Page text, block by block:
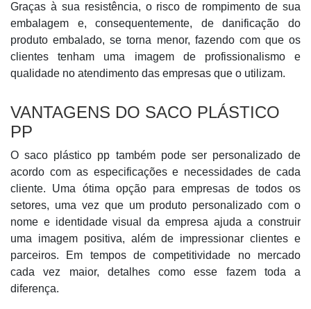
Graças à sua resistência, o risco de rompimento de sua
embalagem e, consequentemente, de danificação do
produto embalado, se torna menor, fazendo com que os
clientes tenham uma imagem de profissionalismo e
qualidade no atendimento das empresas que o utilizam.
VANTAGENS DO SACO PLÁSTICO
PP
O saco plástico pp também pode ser personalizado de
acordo com as especificações e necessidades de cada
cliente. Uma ótima opção para empresas de todos os
setores, uma vez que um produto personalizado com o
nome e identidade visual da empresa ajuda a construir
uma imagem positiva, além de impressionar clientes e
parceiros. Em tempos de competitividade no mercado
cada vez maior, detalhes como esse fazem toda a
diferença.